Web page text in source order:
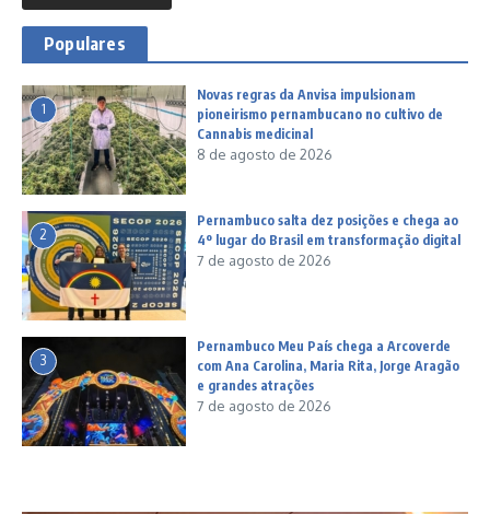
Populares
1
Novas regras da Anvisa impulsionam
pioneirismo pernambucano no cultivo de
Cannabis medicinal
8 de agosto de 2026
2
Pernambuco salta dez posições e chega ao
4º lugar do Brasil em transformação digital
7 de agosto de 2026
3
Pernambuco Meu País chega a Arcoverde
com Ana Carolina, Maria Rita, Jorge Aragão
e grandes atrações
7 de agosto de 2026